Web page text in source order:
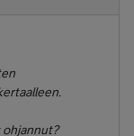
ohjannut?